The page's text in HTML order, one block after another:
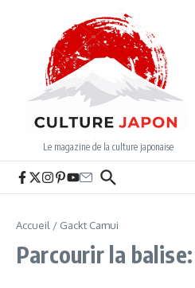
Le magazine de la culture japonaise
Accueil / Gackt Camui
Parcourir la